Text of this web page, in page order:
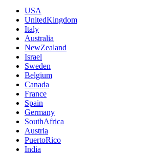
USA
UnitedKingdom
Italy
Australia
NewZealand
Israel
Sweden
Belgium
Canada
France
Spain
Germany
SouthAfrica
Austria
PuertoRico
India